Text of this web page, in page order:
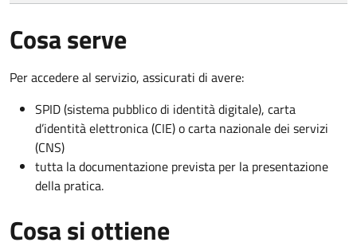
Cosa serve
Per accedere al servizio, assicurati di avere:
SPID (sistema pubblico di identità digitale), carta
d’identità elettronica (CIE) o carta nazionale dei servizi
(CNS)
tutta la documentazione prevista per la presentazione
della pratica.
Cosa si ottiene